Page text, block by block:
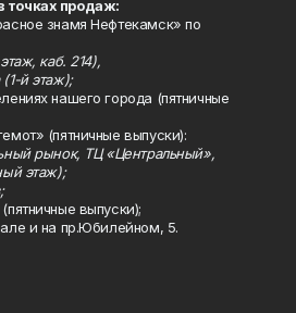
точках продаж:
знамя Нефтекамск» по
каб. 214),
й этаж);
нашего города (пятничные
(пятничные выпуски):
рынок, ТЦ «Центральный»,
этаж);
выпуски);
и на пр.Юбилейном, 5.